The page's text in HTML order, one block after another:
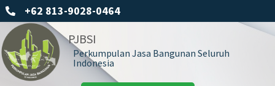
+62 813-9028-0464
PJBSI
Perkumpulan Jasa Bangunan Seluruh
Indonesia